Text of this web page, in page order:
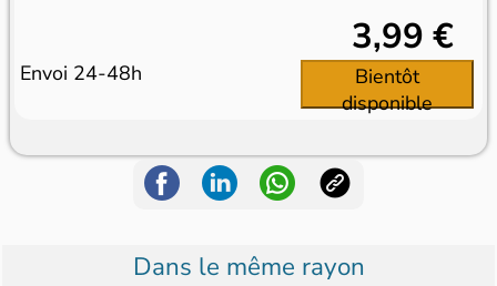
Envoi 24-48h
3,99 €
Bientôt
disponible
Dans le même rayon